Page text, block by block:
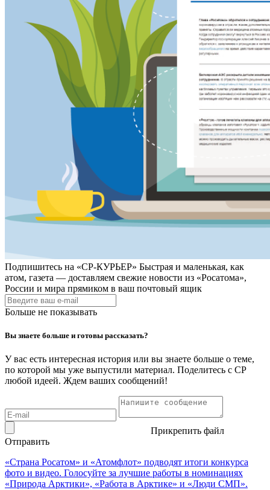
Подпишитесь на «СР-КУРЬЕР» Быстрая и маленькая, как
атом, газета — доставляем свежие новости из «Росатома»,
России и мира прямиком в ваш почтовый ящик
Больше не показывать
Вы знаете больше и готовы рассказать?
У вас есть интересная история или вы знаете больше о теме,
по которой мы уже выпустили материал. Поделитесь с СР
любой идеей. Ждем ваших сообщений!
Прикрепить файл
Отправить
«Страна Росатом» и «Атомфлот» подводят итоги конкурса
фото и видео. Голосуйте за лучшие работы в номинациях
«Природа Арктики», «Работа в Арктике» и «Люди СМП».